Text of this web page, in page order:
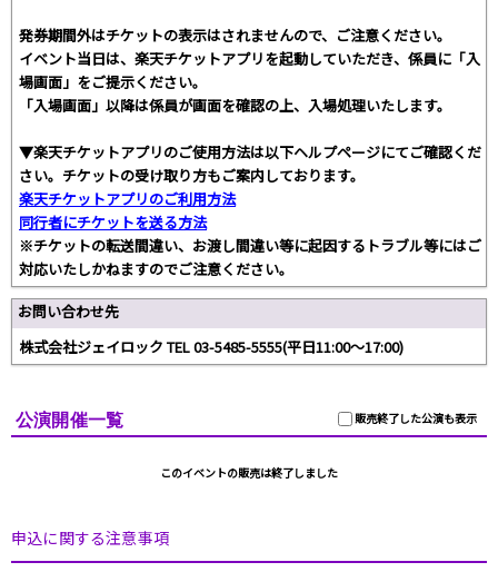
発券期間外はチケットの表示はされませんので、ご注意ください。
イベント当日は、楽天チケットアプリを起動していただき、係員に「入
場画面」をご提示ください。
「入場画面」以降は係員が画面を確認の上、入場処理いたします。
▼楽天チケットアプリのご使用方法は以下ヘルプページにてご確認くだ
さい。チケットの受け取り方もご案内しております。
楽天チケットアプリのご利用方法
同行者にチケットを送る方法
※チケットの転送間違い、お渡し間違い等に起因するトラブル等にはご
対応いたしかねますのでご注意ください。
お問い合わせ先
株式会社ジェイロック TEL 03-5485-5555(平日11:00～17:00)
販売終了した公演も表示
公演開催一覧
このイベントの販売は終了しました
申込に関する注意事項